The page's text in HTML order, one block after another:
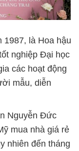
là Hoa hậu
nghiệp Đại học
các hoạt động
mẫu, diễn
Nguyễn Đức
mua nhà giá rẻ
nhiên đến tháng